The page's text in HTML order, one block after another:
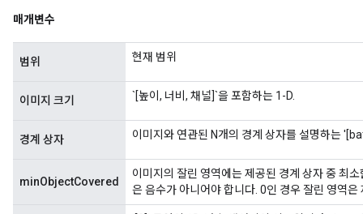
매개변수
범위 현재 범위
이미지 크기 `[높이, 너비, 채널]`을 포함하는 1-D.
경계 상자 이미지와 연관된 N개의 경계 상자를 설명하는
minObjectCovered
이미지의 잘린 영역에는 제공된 경계 상자 중 최
은 음수가 아니어야 합니다. 0인 경우 잘린 영역